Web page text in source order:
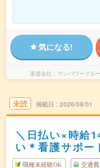
気になる!
派遣会社 マンパワーグル
未読 掲載日 2026/08/01
＼日払い×時給
い＊看護サポー
職種未経験OK 交通